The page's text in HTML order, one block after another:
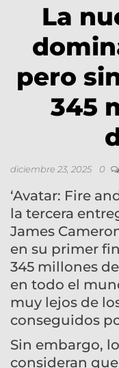
La
pero
345
diciembre 23, 2025 0
‘Avatar: Fire
la tercera
James
en su primer
345 millones
en todo el
muy lejos de
conseguidos
Sin embargo,
consideran